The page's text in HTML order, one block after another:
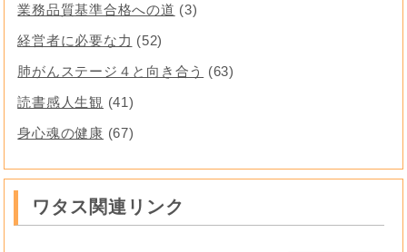
業務品質基準合格への道 (3)
経営者に必要な力 (52)
肺がんステージ４と向き合う
(63)
読書感人生観 (41)
身心魂の健康 (67)
ワタス関連リンク